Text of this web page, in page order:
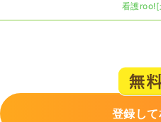
看護roo![
登録し